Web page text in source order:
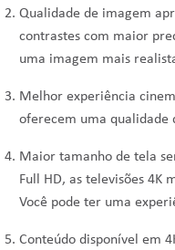
Qualidade de imagem
contrastes com maior
uma imagem mais
Melhor experiência
oferecem uma qualidade
Maior tamanho de tela
Full HD, as televisões 4K
Você pode ter uma
Conteúdo disponível em